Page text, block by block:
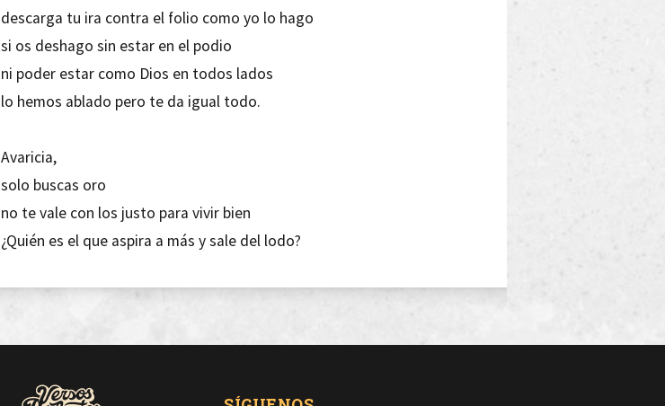
descarga tu ira contra el folio como yo lo hago
si os deshago sin estar en el podio
ni poder estar como Dios en todos lados
lo hemos ablado pero te da igual todo.
Avaricia,
solo buscas oro
no te vale con los justo para vivir bien
¿Quién es el que aspira a más y sale del lodo?
hoy en día envían puñaladas a cualquier tía